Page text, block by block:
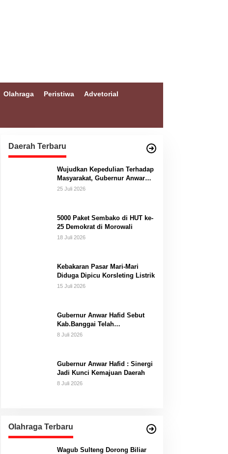
Olahraga Peristiwa Advetorial
Daerah Terbaru
Wujudkan Kepedulian Terhadap
Masyarakat, Gubernur Anwar
Hafid Bangun Jembatan
25 Juli 2026
5000 Paket Sembako di HUT ke-
25 Demokrat di Morowali
18 Juli 2026
Kebakaran Pasar Mari-Mari
Diduga Dipicu Korsleting Listrik
15 Juli 2026
Gubernur Anwar Hafid Sebut
Kab.Banggai Telah
“Melahirkan” Generasi…
8 Juli 2026
Gubernur Anwar Hafid : Sinergi
Jadi Kunci Kemajuan Daerah
8 Juli 2026
Olahraga Terbaru
Wagub Sulteng Dorong Biliar